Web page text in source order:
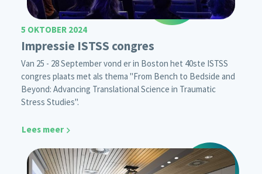
5 OKTOBER 2024
Impressie ISTSS congres
Van 25 - 28 September vond er in Boston het 40ste ISTSS
congres plaats met als thema "From Bench to Bedside and
Beyond: Advancing Translational Science in Traumatic
Stress Studies".
Lees meer